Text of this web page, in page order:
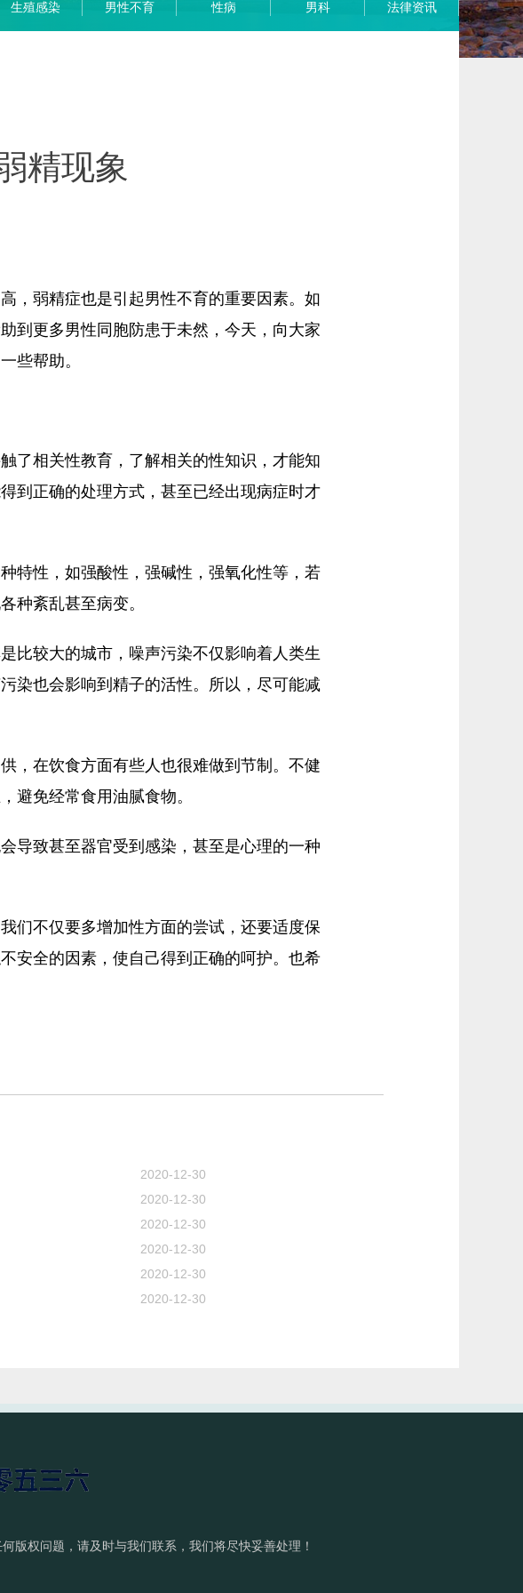
生殖感染 男性不育 性病 男科 法律资讯
精现象
弱精症也是引起男性不育的重要因素。如
到更多男性同胞防患于未然，今天，向大家
些帮助。
相关性教育，了解相关的性知识，才能知
到正确的处理方式，甚至已经出现病症时才
性，如强酸性，强碱性，强氧化性等，若
种紊乱甚至病变。
较大的城市，噪声污染不仅影响着人类生
染也会影响到精子的活性。所以，尽可能减
在饮食方面有些人也很难做到节制。不健
避免经常食用油腻食物。
致甚至器官受到感染，甚至是心理的一种
不仅要多增加性方面的尝试，还要适度保
安全的因素，使自己得到正确的呵护。也希
2020-12-30
2020-12-30
2020-12-30
2020-12-30
2020-12-30
2020-12-30
版权问题，请及时与我们联系，我们将尽快妥善处理！